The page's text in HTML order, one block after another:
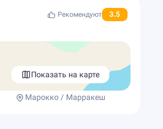
Рекомендуют 3.5
Показать на карте
Марокко / Марракеш